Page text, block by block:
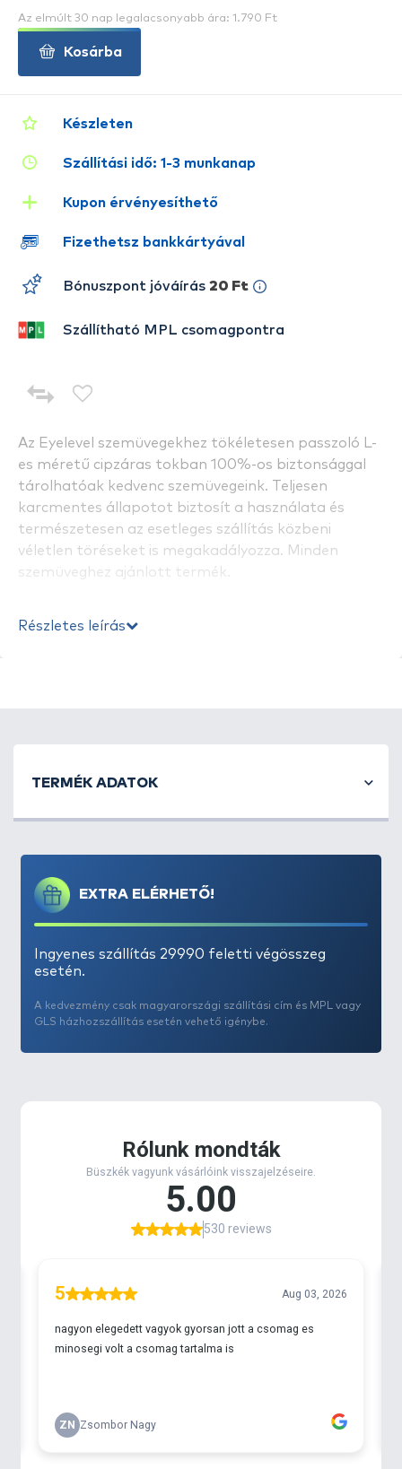
Az Eyelevel szemüvegekhez tökéletesen passzoló L-
es méretű cipzáras tokban 100%-os biztonsággal
tárolhatóak kedvenc szemüvegeink. Teljesen
karcmentes állapotot biztosít a használata és
természetesen az esetleges szállítás közbeni
véletlen töréseket is megakadályozza. Minden
szemüveghez ajánlott termék.
Részletes leírás
Készleten
Szállítási idő: 1-3 munkanap
Kupon érvényesíthető
Fizethetsz bankkártyával
Bónuszpont jóváírás 20 Ft
Szállítható MPL csomagpontra
Az elmúlt 30 nap legalacsonyabb ára: 1.790 Ft
Kosárba
EXTRA ELÉRHETŐ!
Ingyenes szállítás 29990 feletti végösszeg
esetén.
A kedvezmény csak magyarországi szállítási cím és MPL vagy
GLS házhozszállítás esetén vehető igénybe.
TERMÉK ADATOK